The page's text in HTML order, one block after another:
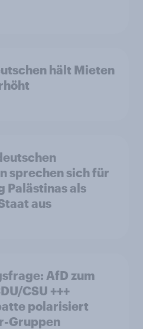
hält Mieten
sprechen sich für
Palästinas als
aus
AfD zum
CSU +++
polarisiert
Gruppen